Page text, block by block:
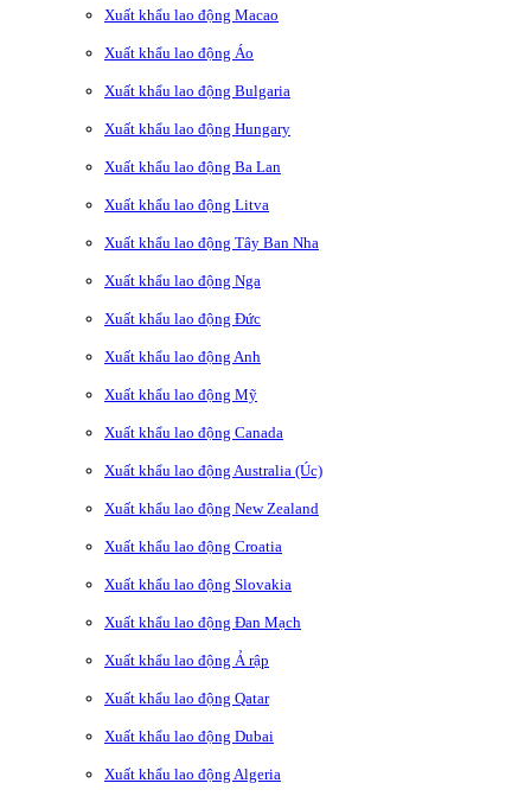
Xuất khẩu lao động Macao
Xuất khẩu lao động Áo
Xuất khẩu lao động Bulgaria
Xuất khẩu lao động Hungary
Xuất khẩu lao động Ba Lan
Xuất khẩu lao động Litva
Xuất khẩu lao động Tây Ban Nha
Xuất khẩu lao động Nga
Xuất khẩu lao động Đức
Xuất khẩu lao động Anh
Xuất khẩu lao động Mỹ
Xuất khẩu lao động Canada
Xuất khẩu lao động Australia (Úc)
Xuất khẩu lao động New Zealand
Xuất khẩu lao động Croatia
Xuất khẩu lao động Slovakia
Xuất khẩu lao động Đan Mạch
Xuất khẩu lao động Ả rập
Xuất khẩu lao động Qatar
Xuất khẩu lao động Dubai
Xuất khẩu lao động Algeria